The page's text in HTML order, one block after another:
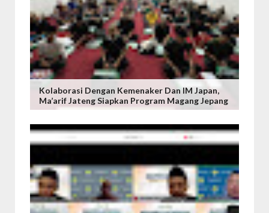
Kolaborasi Dengan Kemenaker Dan IM Japan,
Ma’arif Jateng Siapkan Program Magang Jepang